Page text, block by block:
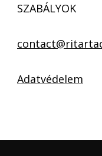
SZABÁLYOK
Adatvédelem